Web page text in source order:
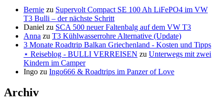
Bernie zu Supervolt Compact SE 100 Ah LiFePO4 im VW
T3 Bulli – der nächste Schritt
Daniel zu SCA 500 neuer Faltenbalg auf dem VW T3
Anna zu T3 Kühlwasserrohre Alternative (Update)
3 Monate Roadtrip Balkan Griechenland - Kosten und Tipps
⋆ Reiseblog - BULLI VERREISEN zu Unterwegs mit zwei
Kindern im Camper
Ingo zu Ingo666 & Roadtrips im Panzer of Love
Archiv